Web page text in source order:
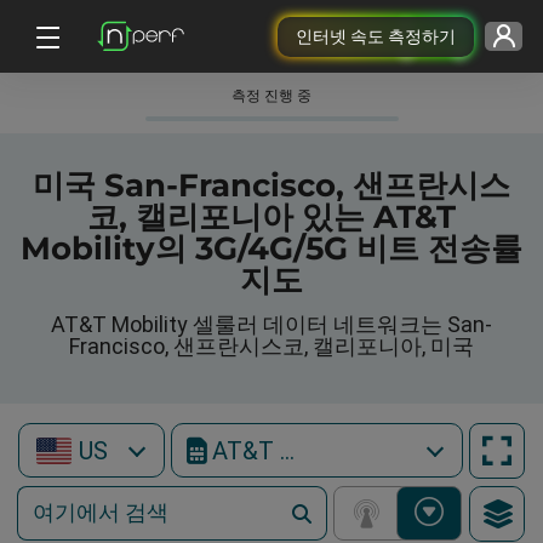
인터넷 속도 측정하기
측정 진행 중
미국 San-Francisco, 샌프란시스
코, 캘리포니아 있는 AT&T
Mobility의 3G/4G/5G 비트 전송률
지도
AT&T Mobility 셀룰러 데이터 네트워크는 San-
Francisco, 샌프란시스코, 캘리포니아, 미국
US AT&T Mobility